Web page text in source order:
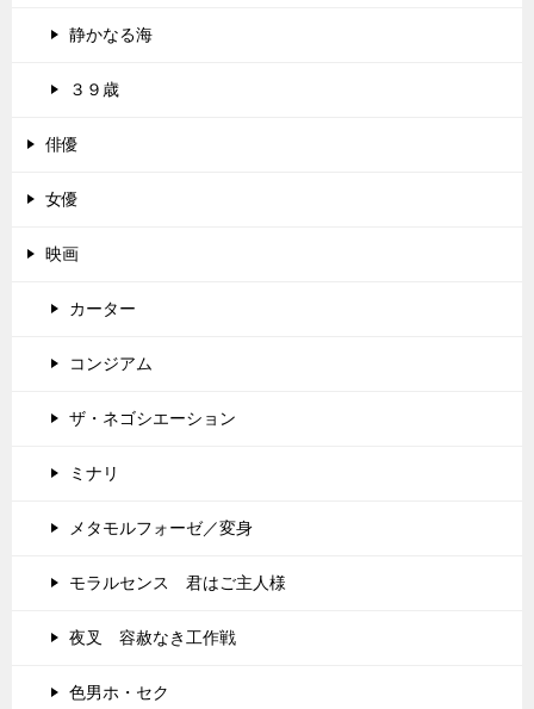
静かなる海
３９歳
俳優
女優
映画
カーター
コンジアム
ザ・ネゴシエーション
ミナリ
メタモルフォーゼ／変身
モラルセンス 君はご主人様
夜叉 容赦なき工作戦
色男ホ・セク